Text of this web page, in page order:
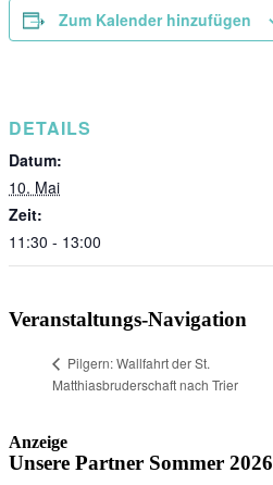
Zum Kalender hinzufügen
DETAILS
Datum:
10. Mai
Zeit:
11:30 - 13:00
Veranstaltungs-Navigation
Pilgern: Wallfahrt der St.
Matthiasbruderschaft nach Trier
Anzeige
Unsere Partner Sommer 2026